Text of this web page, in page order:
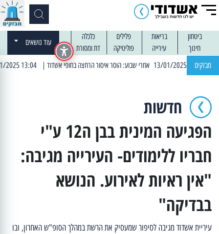
ביטחון בריאות פלילים
כלכלה
חינוך
עירייה פוליטיקה דת ומסורת
עוד נושאים
מבזקים | 13:04 14/01/2025 עובדים בלילות: עבודות קרצוף וריבוד אספלט
חדשות
הפגיעה המינית בבן ה12 ע"י
חבריו ללימודים- העירייה מגיבה:
"אין ראיות לאירוע. הנושא
בבדיקה"
עיריית אשדוד מגיבה לסיפור שמעסיק את הרשת במהלך הסופ"ש האחרון, ובו